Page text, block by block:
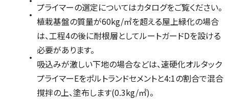
プライマーの選定についてはカタログをご覧ください。
植栽基盤の質量が60kg/㎡を超える屋上緑化の場合
は、工程4の後に耐根層としてルートガードDを設ける
必要があります。
吸込みが激しい下地の場合などは、速硬化オルタック
プライマーEをポルトランドセメントと4:1の割合で混合
撹拌の上、塗布します(0.3kg/㎡)。